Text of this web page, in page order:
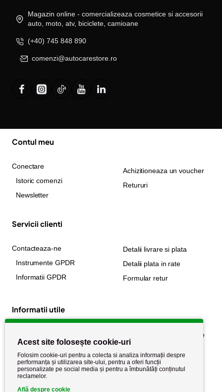
Magazin online - comercializeaza cosmetice si accesorii
auto, moto, atv, biciclete, camioane
(+40) 745 848 890
comenzi@autocarestore.ro
Contul meu
Conectare
Istoric comenzi
Newsletter
Achizitioneaza un voucher
Retururi
Servicii clienti
Contacteaza-ne
Instrumente GPDR
Informatii GPDR
Detalii livrare si plata
Detalii plata in rate
Formular retur
Informatii utile
Politica de cookie
Politica de confidențialitate
Termeni si conditii
Acest site folosește cookie-uri
Folosim cookie-uri pentru a colecta si analiza informații despre
performanța și utilizarea site-ului, pentru a oferi funcții
personalizate pe social media și pentru a îmbunătăți conținutul
reclamelor.
Află despre cookie